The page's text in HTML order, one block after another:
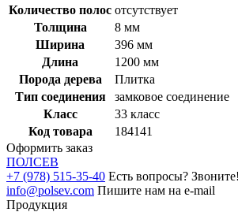
Количество полос отсутствует
Толщина
8 мм
Ширина
396 мм
Длина
1200 мм
Порода дерева
Плитка
Тип соединения
замковое соединение
Класс
33 класс
Код товара
184141
Оформить заказ
ПОЛСЕВ
+7 (978) 515-35-40 Есть вопросы? Звоните!
info@polsev.com Пишите нам на e-mail
Продукция